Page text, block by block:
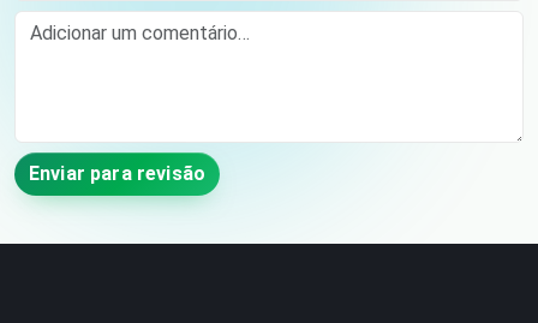
Comment
Enviar para revisão